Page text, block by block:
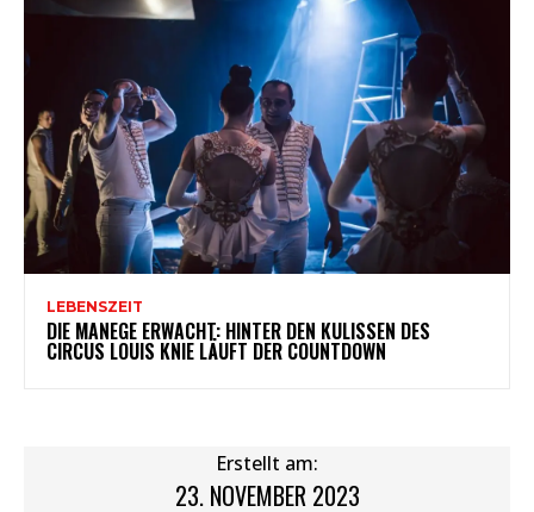
LEBENSZEIT
DIE MANEGE ERWACHT: HINTER DEN KULISSEN DES
CIRCUS LOUIS KNIE LÄUFT DER COUNTDOWN
Erstellt am:
23. NOVEMBER 2023